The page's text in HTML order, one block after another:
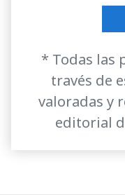
* Todas las
través de
valoradas y
editorial